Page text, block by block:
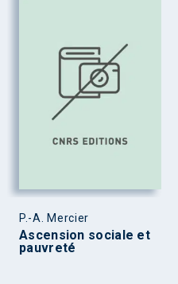
P.-A. Mercier
Ascension sociale et
pauvreté